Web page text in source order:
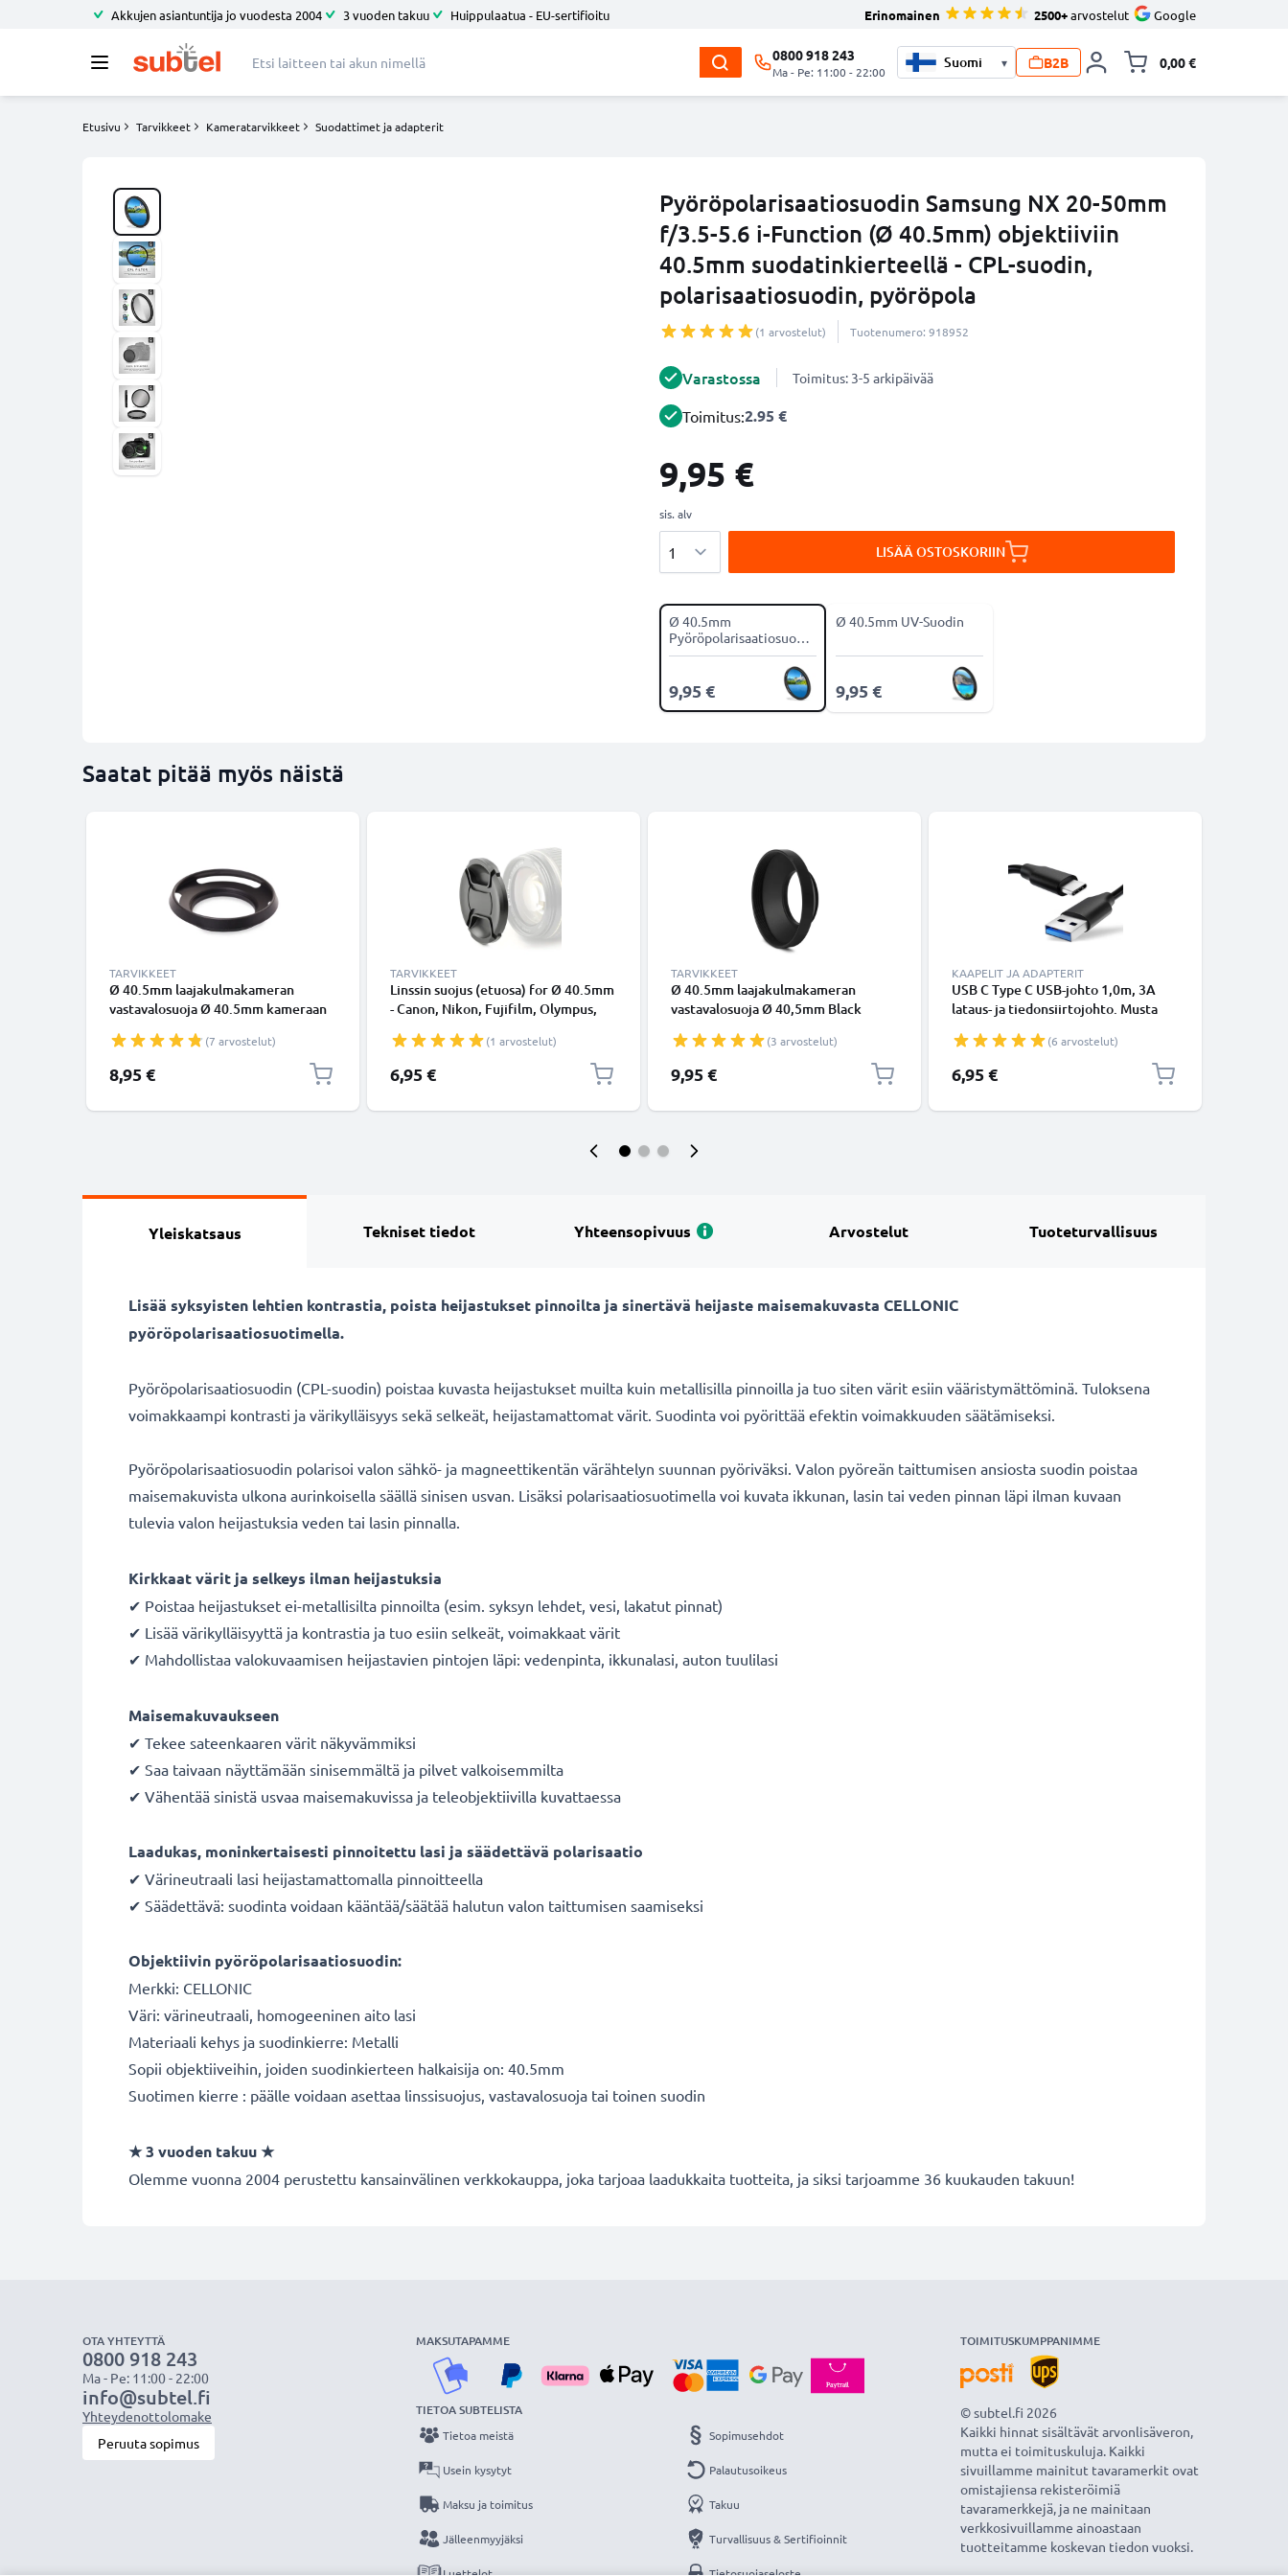
Akkujen asiantuntija jo vuodesta 2004 3 vuoden takuu Huippulaatua - EU-sertifioitu Erinomainen 2500+arvostelut Google
0800 918 243
Ma - Pe: 11:00 - 22:00
▾ B2B 0,00 €
Etusivu Tarvikkeet Kameratarvikkeet Suodattimet ja adapterit
Pyöröpolarisaatiosuodin Samsung NX 20-50mm
f/3.5-5.6 i-Function (Ø 40.5mm) objektiiviin
40.5mm suodatinkierteellä - CPL-suodin,
polarisaatiosuodin, pyöröpola
(1 arvostelut) Tuotenumero: 918952
Varastossa Toimitus: 3-5 arkipäivää
Toimitus:2.95 €
9,95 €
sis. alv
LISÄÄ OSTOSKORIIN
Ø 40.5mm
Pyöröpolarisaatiosuodin
CPL-suodin
9,95 €
Ø 40.5mm UV-Suodin
9,95 €
Saatat pitää myös näistä
TARVIKKEET
Ø 40.5mm laajakulmakameran
vastavalosuoja Ø 40.5mm kameraan
suodinkierteeseen kiinnitettävä
pyöreä vastavalosuoja tuotemerkiltä
CELLONIC
(7 arvostelut)
8,95 €
TARVIKKEET
Linssin suojus (etuosa) for Ø 40.5mm
- Canon, Nikon, Fujifilm, Olympus,
Inside handle / Central Pinch Suojus
Kansi
(1 arvostelut)
6,95 €
TARVIKKEET
Ø 40.5mm laajakulmakameran
vastavalosuoja Ø 40,5mm Black
suodinkierteeseen kiinnitettävä
pyöreä vastavalosuoja tuotemerkiltä
CELLONIC
(3 arvostelut)
9,95 €
KAAPELIT JA ADAPTERIT
USB C Type C USB-johto 1,0m, 3A
lataus- ja tiedonsiirtojohto. Musta
USB-kaapeli
(6 arvostelut)
6,95 €
Yleiskatsaus Tekniset tiedot Yhteensopivuus Arvostelut Tuoteturvallisuus
Lisää syksyisten lehtien kontrastia, poista heijastukset pinnoilta ja sinertävä heijaste maisemakuvasta CELLONIC
pyöröpolarisaatiosuotimella.
Pyöröpolarisaatiosuodin (CPL-suodin) poistaa kuvasta heijastukset muilta kuin metallisilla pinnoilla ja tuo siten värit esiin vääristymättöminä. Tuloksena
voimakkaampi kontrasti ja värikylläisyys sekä selkeät, heijastamattomat värit. Suodinta voi pyörittää efektin voimakkuuden säätämiseksi.
Pyöröpolarisaatiosuodin polarisoi valon sähkö- ja magneettikentän värähtelyn suunnan pyöriväksi. Valon pyöreän taittumisen ansiosta suodin poistaa
maisemakuvista ulkona aurinkoisella säällä sinisen usvan. Lisäksi polarisaatiosuotimella voi kuvata ikkunan, lasin tai veden pinnan läpi ilman kuvaan
tulevia valon heijastuksia veden tai lasin pinnalla.
Kirkkaat värit ja selkeys ilman heijastuksia
✔ Poistaa heijastukset ei-metallisilta pinnoilta (esim. syksyn lehdet, vesi, lakatut pinnat)
✔ Lisää värikylläisyyttä ja kontrastia ja tuo esiin selkeät, voimakkaat värit
✔ Mahdollistaa valokuvaamisen heijastavien pintojen läpi: vedenpinta, ikkunalasi, auton tuulilasi
Maisemakuvaukseen
✔ Tekee sateenkaaren värit näkyvämmiksi
✔ Saa taivaan näyttämään sinisemmältä ja pilvet valkoisemmilta
✔ Vähentää sinistä usvaa maisemakuvissa ja teleobjektiivilla kuvattaessa
Laadukas, moninkertaisesti pinnoitettu lasi ja säädettävä polarisaatio
✔ Värineutraali lasi heijastamattomalla pinnoitteella
✔ Säädettävä: suodinta voidaan kääntää/säätää halutun valon taittumisen saamiseksi
Objektiivin pyöröpolarisaatiosuodin:
Merkki: CELLONIC
Väri: värineutraali, homogeeninen aito lasi
Materiaali kehys ja suodinkierre: Metalli
Sopii objektiiveihin, joiden suodinkierteen halkaisija on: 40.5mm
Suotimen kierre : päälle voidaan asettaa linssisuojus, vastavalosuoja tai toinen suodin
★ 3 vuoden takuu ★
Olemme vuonna 2004 perustettu kansainvälinen verkkokauppa, joka tarjoaa laadukkaita tuotteita, ja siksi tarjoamme 36 kuukauden takuun!
OTA YHTEYTTÄ
0800 918 243
Ma - Pe: 11:00 - 22:00
info@subtel.fi
Yhteydenottolomake
Peruuta sopimus
MAKSUTAPAMME
TIETOA SUBTELISTA
Tietoa meistä
Usein kysytyt
Maksu ja toimitus
Jälleenmyyjäksi
Sopimusehdot
Palautusoikeus
Takuu
Turvallisuus & Sertifioinnit
TOIMITUSKUMPPANIMME
© subtel.fi 2026
Kaikki hinnat sisältävät arvonlisäveron,
mutta ei toimituskuluja. Kaikki
sivuillamme mainitut tavaramerkit ovat
omistajiensa rekisteröimiä
tavaramerkkejä, ja ne mainitaan
verkkosivuillamme ainoastaan
tuotteitamme koskevan tiedon vuoksi.